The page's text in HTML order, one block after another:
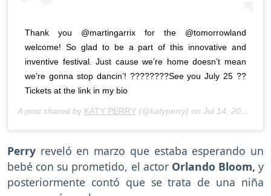
Thank you @martingarrix for the @tomorrowland
welcome! So glad to be a part of this innovative and
inventive festival. Just cause we’re home doesn’t mean
we’re gonna stop dancin’! ????????See you July 25 ??
Tickets at the link in my bio
A post shared by KATY PERRY (@katyperry) on Jul 14, 2020 at 6:06am PDT
Perry reveló en marzo que estaba esperando un
bebé con su prometido, el actor Orlando Bloom, y
posteriormente contó que se trata de una niña